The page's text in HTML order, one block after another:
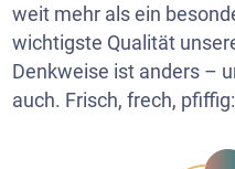
weit mehr als ein
wichtigste Qualität
Denkweise ist anders –
auch. Frisch, frech,